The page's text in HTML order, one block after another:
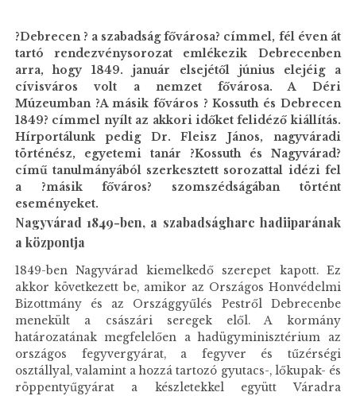
?Debrecen ? a szabadság fővárosa? címmel, fél éven át
tartó rendezvénysorozat emlékezik Debrecenben
arra, hogy 1849. január elsejétől június elejéig a
cívisváros volt a nemzet fővárosa. A Déri
Múzeumban ?A másik főváros ? Kossuth és Debrecen
1849? címmel nyílt az akkori időket felidéző kiállítás.
Hírportálunk pedig Dr. Fleisz János, nagyváradi
történész, egyetemi tanár ?Kossuth és Nagyvárad?
című tanulmányából szerkesztett sorozattal idézi fel
a ?másik főváros? szomszédságában történt
eseményeket.
Nagyvárad 1849-ben, a szabadságharc hadiiparának
a központja
1849-ben Nagyvárad kiemelkedő szerepet kapott. Ez
akkor következett be, amikor az Országos Honvédelmi
Bizottmány és az Országgyűlés Pestről Debrecenbe
menekült a császári seregek elől. A kormány
határozatának megfelelően a hadügyminisztérium az
országos fegyvergyárat, a fegyver és tűzérségi
osztállyal, valamint a hozzá tartozó gyutacs-, lőkupak- és
röppentyűgyárat a készletekkel együtt Váradra